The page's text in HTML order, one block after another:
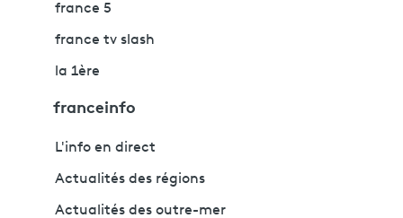
france 5
france tv slash
la 1ère
franceinfo
L'info en direct
Actualités des régions
Actualités des outre-mer